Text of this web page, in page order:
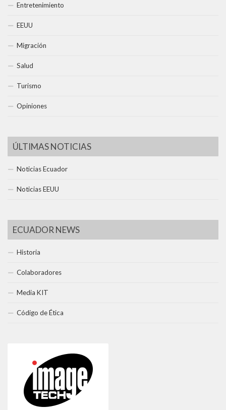
Entretenimiento
EEUU
Migración
Salud
Turismo
Opiniones
ÚLTIMAS NOTICIAS
Noticias Ecuador
Noticias EEUU
ECUADOR NEWS
Historia
Colaboradores
Media KIT
Código de Ética